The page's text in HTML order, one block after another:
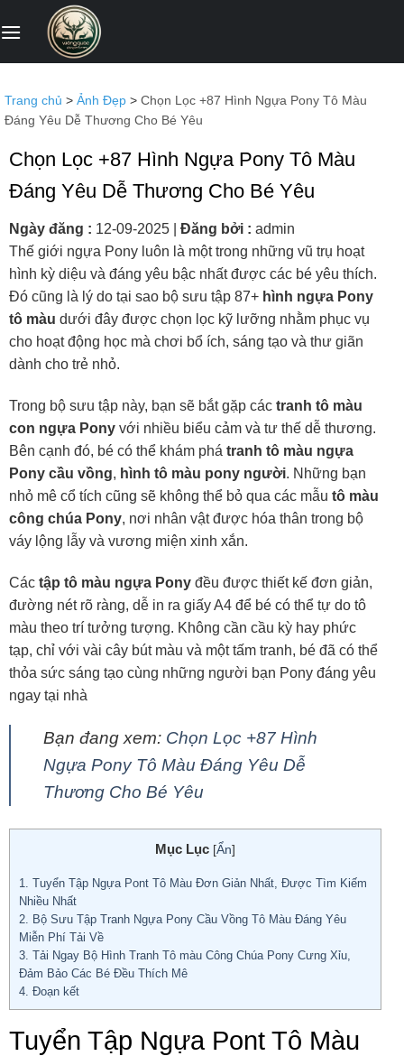
qua
Trang chủ > Ảnh Đẹp > Chọn Lọc +87 Hình Ngựa Pony Tô Màu
Đáng Yêu Dễ Thương Cho Bé Yêu
Chọn Lọc +87 Hình Ngựa Pony Tô Màu
Đáng Yêu Dễ Thương Cho Bé Yêu
Ngày đăng : 12-09-2025 Đăng bởi : admin
Thế giới ngựa Pony luôn là một trong những vũ trụ hoạt
hình kỳ diệu và đáng yêu bậc nhất được các bé yêu thích.
Đó cũng là lý do tại sao bộ sưu tập 87+ hình ngựa Pony
tô màu dưới đây được chọn lọc kỹ lưỡng nhằm phục vụ
cho hoạt động học mà chơi bổ ích, sáng tạo và thư giãn
dành cho trẻ nhỏ.
Trong bộ sưu tập này, bạn sẽ bắt gặp các tranh tô màu
con ngựa Pony với nhiều biểu cảm và tư thế dễ thương.
Bên cạnh đó, bé có thể khám phá tranh tô màu ngựa
Pony cầu vồng, hình tô màu pony người. Những bạn
nhỏ mê cổ tích cũng sẽ không thể bỏ qua các mẫu tô màu
công chúa Pony, nơi nhân vật được hóa thân trong bộ
váy lộng lẫy và vương miện xinh xắn.
Các tập tô màu ngựa Pony đều được thiết kế đơn giản,
đường nét rõ ràng, dễ in ra giấy A4 để bé có thể tự do tô
màu theo trí tưởng tượng. Không cần cầu kỳ hay phức
tạp, chỉ với vài cây bút màu và một tấm tranh, bé đã có thể
thỏa sức sáng tạo cùng những người bạn Pony đáng yêu
ngay tại nhà
Bạn đang xem: Chọn Lọc +87 Hình
Ngựa Pony Tô Màu Đáng Yêu Dễ
Thương Cho Bé Yêu
Mục Lục [Ẩn]
1.
Tuyển Tập Ngựa Pont Tô Màu Đơn Giản Nhất, Được Tìm Kiếm
Nhiều Nhất
2. Bộ Sưu Tập Tranh Ngựa Pony Cầu Vồng Tô Màu Đáng Yêu
Miễn Phí Tải Về
3. Tải Ngay Bộ Hình Tranh Tô màu Công Chúa Pony Cưng Xỉu,
Đảm Bảo Các Bé Đều Thích Mê
4. Đoạn kết
Tuyển Tập Ngựa Pont Tô Màu